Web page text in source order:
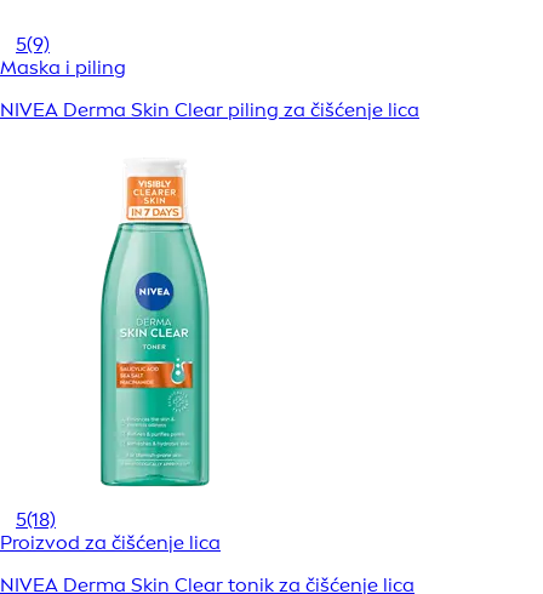
5(9)
Maska i piling
NIVEA Derma Skin Clear piling za čišćenje lica
5(18)
Proizvod za čišćenje lica
NIVEA Derma Skin Clear tonik za čišćenje lica